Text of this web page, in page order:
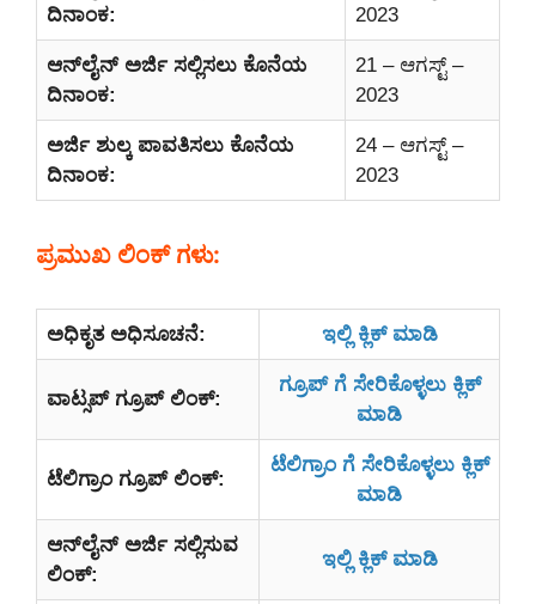
ದಿನಾಂಕ:
2023
ಆನ್‌ಲೈನ್‌ ಅರ್ಜಿ ಸಲ್ಲಿಸಲು ಕೊನೆಯ
ದಿನಾಂಕ:
21 – ಆಗಸ್ಟ್ –
2023
ಅರ್ಜಿ ಶುಲ್ಕ ಪಾವತಿಸಲು ಕೊನೆಯ
ದಿನಾಂಕ:
24 – ಆಗಸ್ಟ್ –
2023
ಪ್ರಮುಖ ಲಿಂಕ್ ಗಳು:
ಅಧಿಕೃತ ಅಧಿಸೂಚನೆ: ಇಲ್ಲಿ ಕ್ಲಿಕ್ ಮಾಡಿ
ವಾಟ್ಸಪ್ ಗ್ರೂಪ್ ಲಿಂಕ್:
ಗ್ರೂಪ್ ಗೆ ಸೇರಿಕೊಳ್ಳಲು ಕ್ಲಿಕ್
ಮಾಡಿ
ಟೆಲಿಗ್ರಾಂ ಗ್ರೂಪ್ ಲಿಂಕ್:
ಟೆಲಿಗ್ರಾಂ ಗೆ ಸೇರಿಕೊಳ್ಳಲು ಕ್ಲಿಕ್
ಮಾಡಿ
ಆನ್‌ಲೈನ್‌ ಅರ್ಜಿ ಸಲ್ಲಿಸುವ
ಲಿಂಕ್:
ಇಲ್ಲಿ ಕ್ಲಿಕ್ ಮಾಡಿ